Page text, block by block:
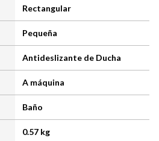
Rectangular
Pequeña
Antideslizante de Ducha
A máquina
Baño
0.57 kg